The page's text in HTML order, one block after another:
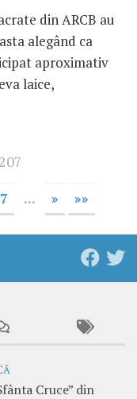
din ARCB au
alegând ca
aproximativ
laice,
7 ... » »»
Cruce” din